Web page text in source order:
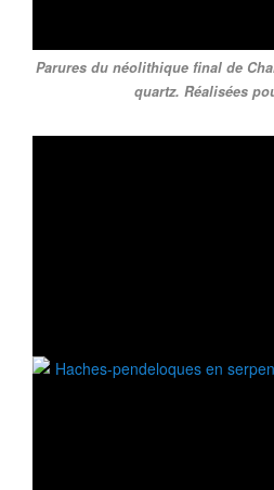
Parures du néolithique final de
quartz. Réalisées